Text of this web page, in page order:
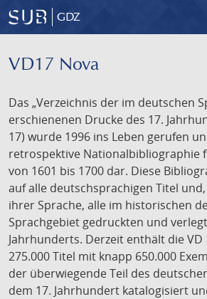
GDZ
VD17 Nova
Das „Verzeichnis der im deutschen
erschienenen Drucke des 17.
17) wurde 1996 ins Leben gerufen
retrospektive Nationalbibliographie
von 1601 bis 1700 dar. Diese
auf alle deutschsprachigen Titel
ihrer Sprache, alle im historischen
Sprachgebiet gedruckten und
Jahrhunderts. Derzeit enthält die
275.000 Titel mit knapp 650.000
der überwiegende Teil des
dem 17. Jahrhundert katalogisiert